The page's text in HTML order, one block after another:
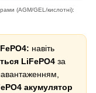
(AGM/GEL/кислотні):
навіть
LiFePO4 за
акумулятор